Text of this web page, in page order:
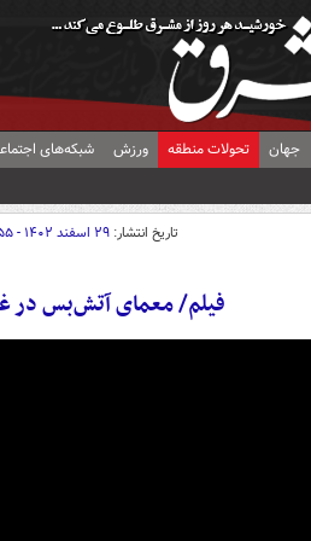
جهان تحولات منطقه ورزش شبکه‌های
تاریخ انتشار: ۲۹ اسفند ۱۴۰۲ - ۲۲:۵۵
فیلم/ معمای آتش‌بس در غزه بعد از ۶ ماه